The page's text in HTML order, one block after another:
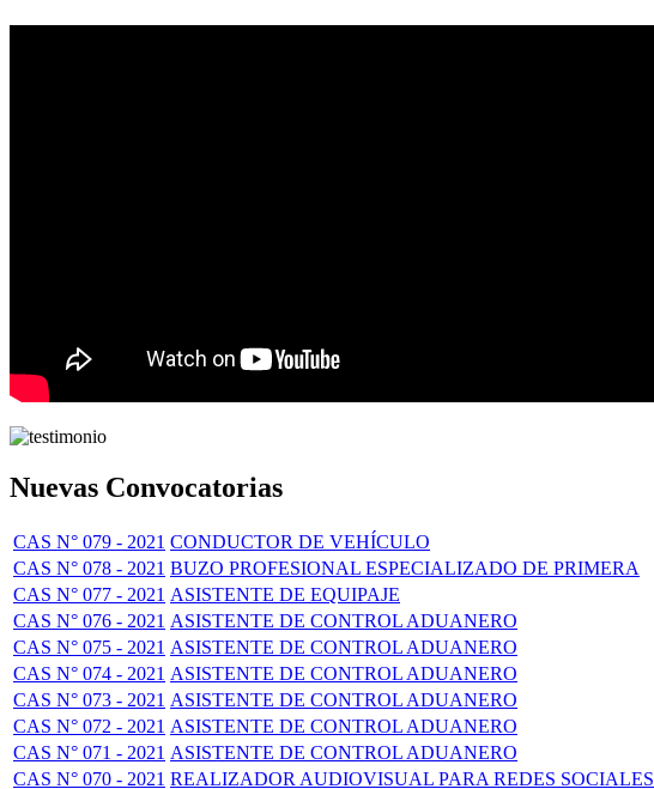
Nuevas Convocatorias
CAS N° 079 - 2021 CONDUCTOR DE VEHÍCULO
CAS N° 078 - 2021 BUZO PROFESIONAL ESPECIALIZADO DE PRIMERA
CAS N° 077 - 2021 ASISTENTE DE EQUIPAJE
CAS N° 076 - 2021 ASISTENTE DE CONTROL ADUANERO
CAS N° 075 - 2021 ASISTENTE DE CONTROL ADUANERO
CAS N° 074 - 2021 ASISTENTE DE CONTROL ADUANERO
CAS N° 073 - 2021 ASISTENTE DE CONTROL ADUANERO
CAS N° 072 - 2021 ASISTENTE DE CONTROL ADUANERO
CAS N° 071 - 2021 ASISTENTE DE CONTROL ADUANERO
CAS N° 070 - 2021 REALIZADOR AUDIOVISUAL PARA REDES SOCIALES